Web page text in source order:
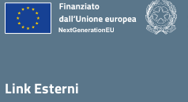
Link Esterni